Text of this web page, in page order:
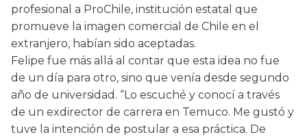
profesional a ProChile, institución estatal que
promueve la imagen comercial de Chile en el
extranjero, habían sido aceptadas.
Felipe fue más allá al contar que esta idea no fue
de un día para otro, sino que venía desde segundo
año de universidad. “Lo escuché y conocí a través
de un exdirector de carrera en Temuco. Me gustó y
tuve la intención de postular a esa práctica. De